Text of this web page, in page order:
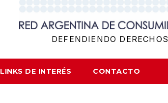
DEFENDIENDO DERECHOS
LINKS DE INTERÉS CONTACTO